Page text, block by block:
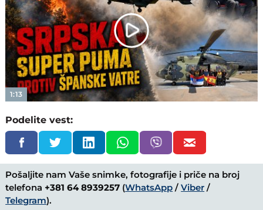
Play
Video
1:13
Podelite vest:
Pošaljite nam Vaše snimke, fotografije i priče na broj
telefona +381 64 8939257 (WhatsApp /Viber /
Telegram).